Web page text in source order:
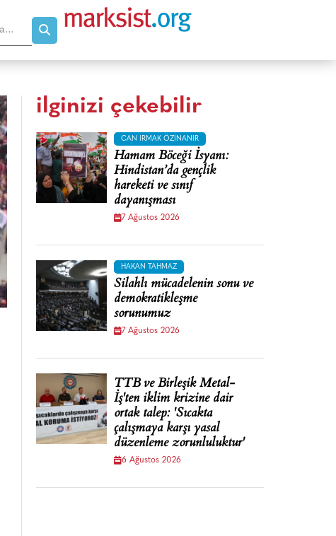
ilginizi çekebilir
CAN IRMAK ÖZINANIR
Hamam Böceği İsyanı:
Hindistan’da gençlik
hareketi ve sınıf
dayanışması
7 Ağustos 2026
HAKAN TAHMAZ
Silahlı mücadelenin sonu ve
demokratikleşme
sorunumuz
7 Ağustos 2026
TTB ve Birleşik Metal-
İş'ten iklim krizine dair
ortak talep: 'Sıcakta
çalışmaya karşı yasal
düzenleme zorunluluktur'
6 Ağustos 2026